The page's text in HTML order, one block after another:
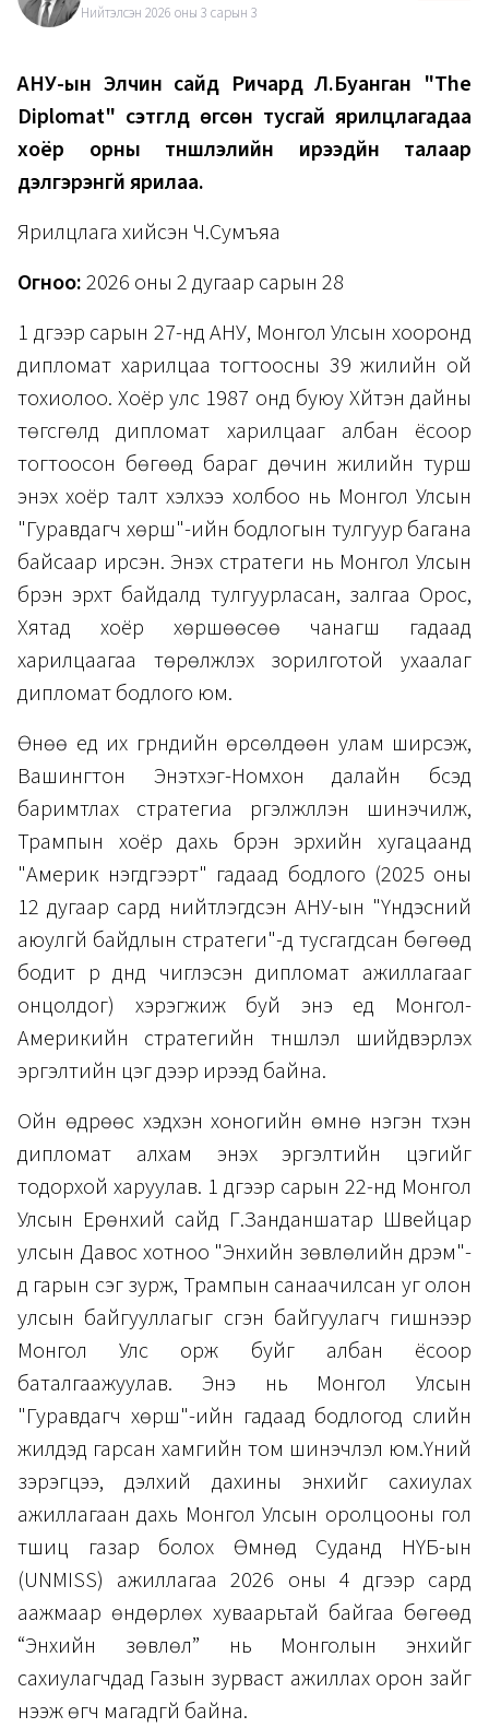
Нийтэлсэн 2026 оны 3 сарын 3
АНУ-ын Элчин сайд Ричард Л.Буанган "The
Diplomat" сэтгүүлд өгсөн тусгай ярилцлагадаа
хоёр орны түншлэлийн ирээдүйн талаар
дэлгэрэнгүй ярилаа.
Ярилцлага хийсэн Ч.Сумъяа
Огноо:2026 оны 2 дугаар сарын 28
1 дүгээр сарын 27-нд АНУ, Монгол Улсын хооронд
дипломат харилцаа тогтоосны 39 жилийн ой
тохиолоо. Хоёр улс 1987 онд буюу Хүйтэн дайны
төгсгөлд дипломат харилцааг албан ёсоор
тогтоосон бөгөөд бараг дөчин жилийн турш
энэхүү хоёр талт хэлхээ холбоо нь Монгол Улсын
"Гуравдагч хөрш"-ийн бодлогын тулгуур багана
байсаар ирсэн. Энэхүү стратеги нь Монгол Улсын
бүрэн эрхт байдалд тулгуурласан, залгаа Орос,
Хятад хоёр хөршөөсөө чанагш гадаад
харилцаагаа төрөлжүүлэх зорилготой ухаалаг
дипломат бодлого юм.
Өнөө үед их гүрнүүдийн өрсөлдөөн улам ширүүсэж,
Вашингтон Энэтхэг-Номхон далайн бүсэд
баримтлах стратегиа үргэлжлүүлэн шинэчилж,
Трампын хоёр дахь бүрэн эрхийн хугацаанд
"Америк нэгдүгээрт" гадаад бодлого (2025 оны
12 дугаар сард нийтлэгдсэн АНУ-ын "Үндэсний
аюулгүй байдлын стратеги"-д тусгагдсан бөгөөд
бодит үр дүнд чиглэсэн дипломат ажиллагааг
онцолдог) хэрэгжиж буй энэ үед Монгол-
Америкийн стратегийн түншлэл шийдвэрлэх
эргэлтийн цэг дээр ирээд байна.
Ойн өдрөөс хэдхэн хоногийн өмнө нэгэн түүхэн
дипломат алхам энэхүү эргэлтийн цэгийг
тодорхой харуулав. 1 дүгээр сарын 22-нд Монгол
Улсын Ерөнхий сайд Г.Занданшатар Швейцар
улсын Давос хотноо "Энхийн зөвлөлийн дүрэм"-
д гарын үсэг зурж, Трампын санаачилсан уг олон
улсын байгууллагыг үүсгэн байгуулагч гишүүнээр
Монгол Улс орж буйг албан ёсоор
баталгаажуулав. Энэ нь Монгол Улсын
"Гуравдагч хөрш"-ийн гадаад бодлогод сүүлийн
жилүүдэд гарсан хамгийн том шинэчлэл юм.Үүний
зэрэгцээ, дэлхий дахины энхийг сахиулах
ажиллагаан дахь Монгол Улсын оролцооны гол
түшиц газар болох Өмнөд Суданд НҮБ-ын
(UNMISS) ажиллагаа 2026 оны 4 дүгээр сард
аажмаар өндөрлөх хуваарьтай байгаа бөгөөд
“Энхийн зөвлөл” нь Монголын энхийг
сахиулагчдад Газын зурваст ажиллах орон зайг
нээж өгч магадгүй байна.